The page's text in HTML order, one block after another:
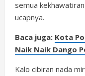
semua
ucapnya.
Baca juga: Kota
Naik Naik Dango
Kalo cibiran nada